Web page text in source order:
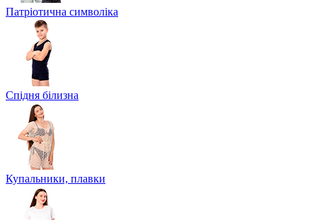
Патріотична символіка
Спідня білизна
Купальники, плавки